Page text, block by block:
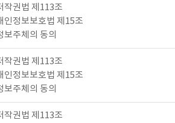
작권법 제113조
인정보보호법 제15조
보주체의 동의
작권법 제113조
인정보보호법 제15조
보주체의 동의
작권법 제113조